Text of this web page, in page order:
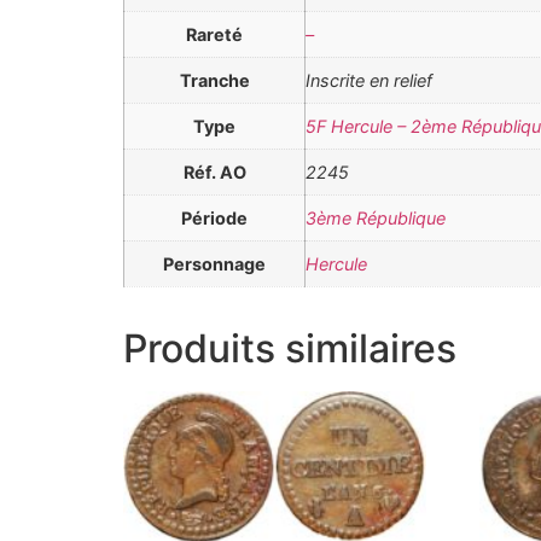
Rareté –
Tranche Inscrite en relief
Type 5F Hercule – 2ème
Réf. AO 2245
Période 3ème République
Personnage Hercule
Produits similaires